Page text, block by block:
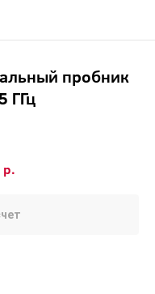
пробник
ГГц
р.